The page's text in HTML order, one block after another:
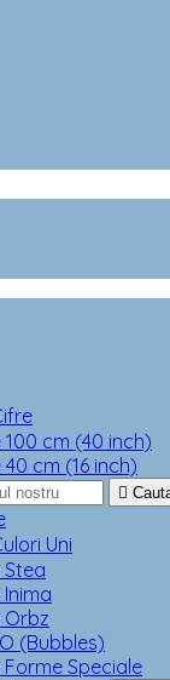
cm (40 inch)
cm (16 inch)

Uni
Stea
Orbz
(Bubbles)
Speciale